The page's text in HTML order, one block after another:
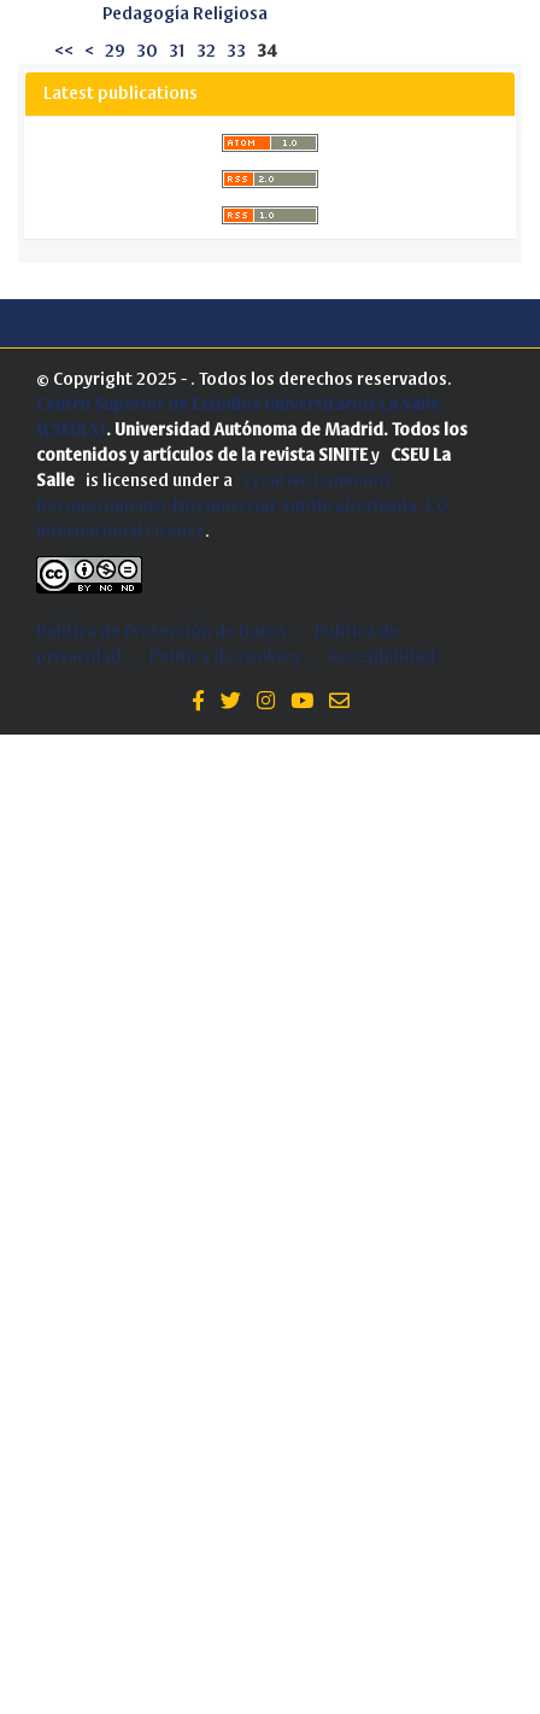
Pedagogía Religiosa
<< < 29 30 31 32 33 34
Latest publications
© Copyright 2025 - . Todos los derechos reservados.
Centro Superior de Estudios Universitarios La Salle
(CSEULS). Universidad Autónoma de Madrid. Todos los
contenidos y artículos de la revista SINITEy CSEU La
Salle is licensed under a Creative Commons
Reconocimiento-NoComercial-SinObraDerivada 4.0
Internacional License.
Política de Protección de Datos -
Politica de
privacidad
- Política de cookies - Accesibilidad